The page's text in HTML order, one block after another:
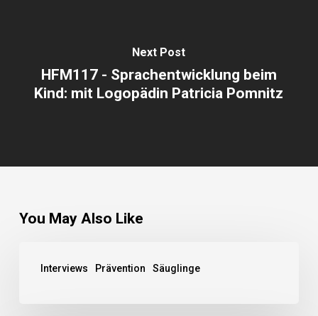
Next Post
HFM117 - Sprachentwicklung beim
Kind: mit Logopädin Patricia Pomnitz
You May Also Like
Interviews Prävention Säuglinge